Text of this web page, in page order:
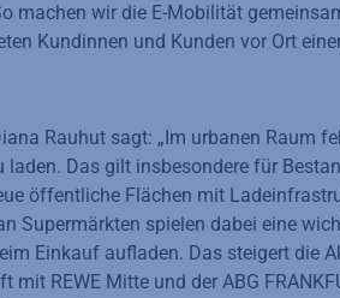
machen wir die E-Mobilität
Kundinnen und Kunden vor Ort
Rauhut sagt: „Im urbanen Raum
laden. Das gilt insbesondere für
öffentliche Flächen mit
Supermärkten spielen dabei eine
Einkauf aufladen. Das steigert die
mit REWE Mitte und der ABG